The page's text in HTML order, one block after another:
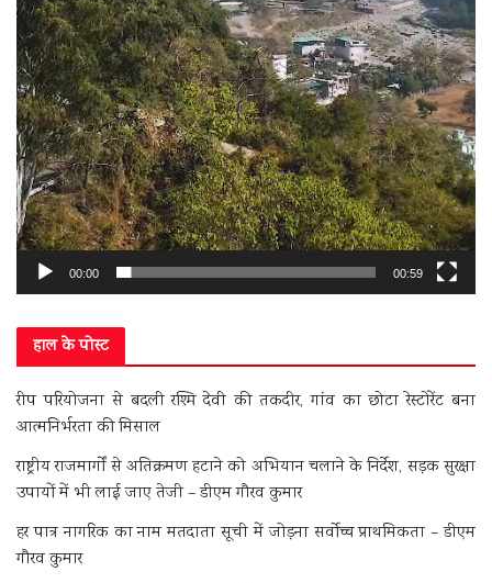
00:00 00:59
हाल के पोस्ट
रीप परियोजना से बदली रश्मि देवी की तकदीर, गांव का छोटा रेस्टोरेंट बना
आत्मनिर्भरता की मिसाल
राष्ट्रीय राजमार्गों से अतिक्रमण हटाने को अभियान चलाने के निर्देश, सड़क सुरक्षा
उपायों में भी लाई जाए तेजी – डीएम गौरव कुमार
हर पात्र नागरिक का नाम मतदाता सूची में जोड़ना सर्वोच्च प्राथमिकता – डीएम
गौरव कुमार